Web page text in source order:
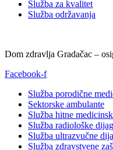
Služba za kvalitet
Služba održavanja
Dom zdravlja Gradačac –
Facebook-f
Služba porodične
Sektorske ambulante
Služba hitne
Služba radiološke
Služba ultrazvučne
Služba zdravstvene